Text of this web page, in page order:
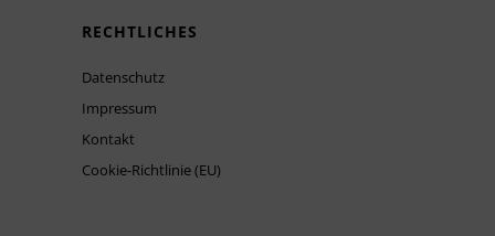
RECHTLICHES
Datenschutz
Impressum
Kontakt
Cookie-Richtlinie (EU)